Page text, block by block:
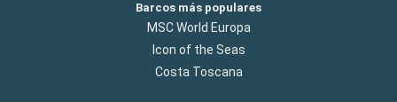
Barcos más populares
MSC World Europa
Icon of the Seas
Costa Toscana